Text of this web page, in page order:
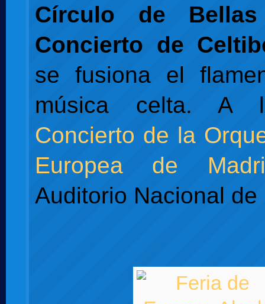
Círculo de
Concierto de
se fusiona el
música celta. A
Concierto de la
Europea de
Auditorio Nacional de